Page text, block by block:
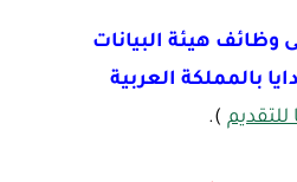
وظائف هيئة البيانات
بالمملكة العربية
).